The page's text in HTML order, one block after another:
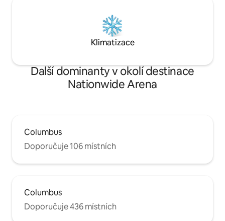
Vyžaduje schválení před rezervací. 35
USD/domácí zvíře/noc. 200 USD měsíční
limit. Poplatek za domácí mazlíčky bude
připočten ke tvému pobytu v den
rezervace.
Klimatizace
Další dominanty v okolí destinace
Nationwide Arena
Columbus
Doporučuje 106 místních
Columbus
Doporučuje 436 místních